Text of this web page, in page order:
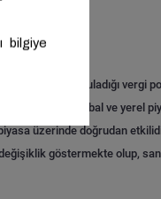
hükümetin uyguladığı vergi
fiyatları, global ve yerel
üzerinde doğrudan
göstermekte olup,